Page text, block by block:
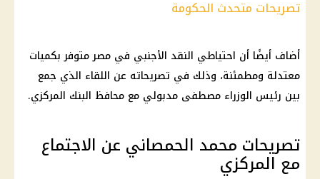
تصريحات متحدث الحكومة
أضاف أيضًا أن احتياطي النقد الأجنبي في مصر متوفر بكميات
معتدلة ومطمئنة، وذلك في تصريحاته عن اللقاء الذي جمع
بين رئيس الوزراء مصطفى مدبولي مع محافظ البنك المركزي.
تصريحات محمد الحمصاني عن الاجتماع
مع المركزي